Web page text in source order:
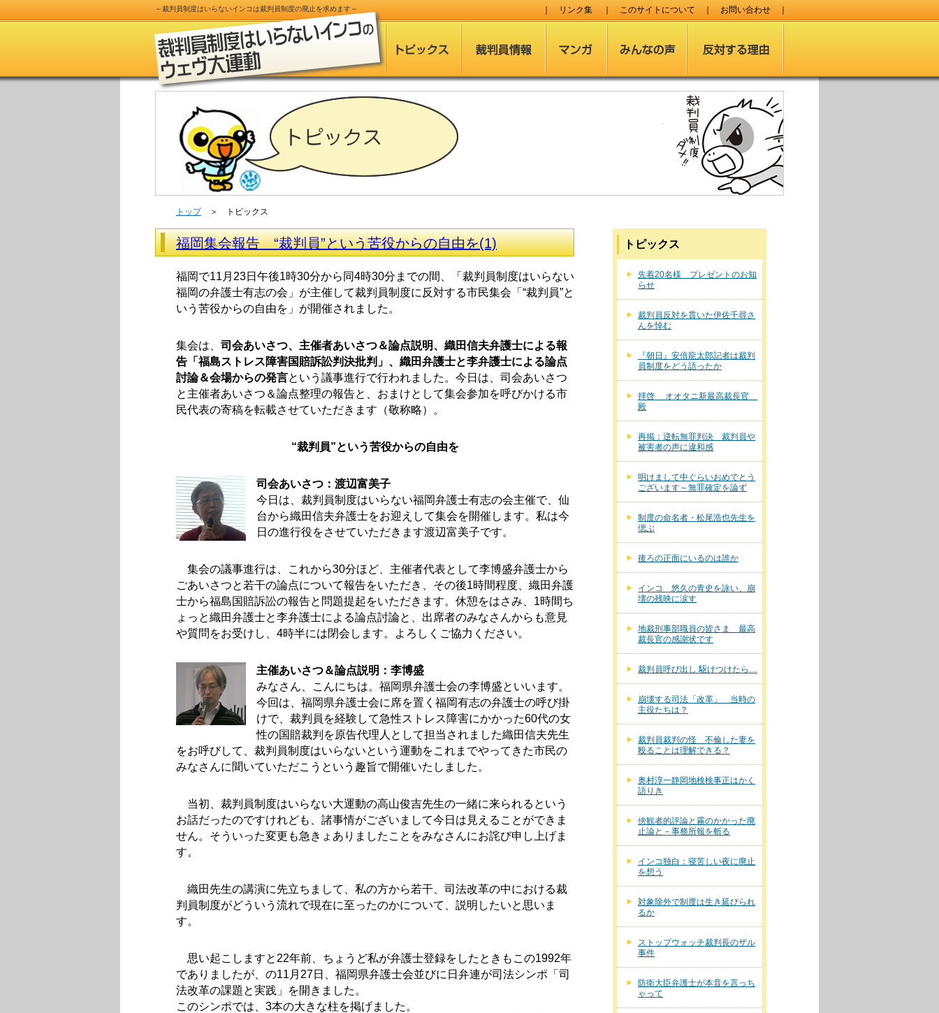
～裁判員制度はいらないインコは裁判員制度の廃止を求めます～ リンク集 このサイトについて お問い合わせ
トップ＞ トピックス
福岡集会報告 “裁判員”という苦役からの自由を(1)
福岡で11月23日午後1時30分から同4時30分までの間、
「裁判員制度はいらない
福岡の弁護士有志の会」が主催して裁判員制度に反対する市民集会「“裁判員”と
いう苦役からの自由を」が開催されました 。
集会は、 司会あいさつ、主催者あいさつ＆論点説明、織田信夫弁護士による報
告「福島ストレス障害国賠訴訟判決批判」、織田弁護士と李弁護士による論点
討論＆会場からの発言という議事進行で行われました。今日は、司会あいさつ
と主催者あいさつ＆論点整理の報告と、おまけとして集会参加を呼びかける市
民代表の寄稿を転載させていただきます（敬称略）。
“裁判員”という苦役からの自由を
司会あいさつ：渡辺富美子
今日は、裁判員制度はいらない福岡弁護士有志の会主催で、仙
台から織田信夫弁護士をお迎えして集会を開催します。私は今
日の進行役をさせていただきます渡辺富美子です。
集会の議事進行は、これから30分ほど、主催者代表として李博盛弁護士から
ごあいさつと若干の論点について報告をいただき、その後1時間程度、織田弁護
士から福島国賠訴訟の報告と問題提起をいただきます。休憩をはさみ、1時間ち
ょっと織田弁護士と李弁護士による論点討論と、出席者のみなさんからも意見
や質問をお受けし、4時半には閉会します。よろしくご協力ください。
主催あいさつ＆論点説明：李博盛
みなさん、こんにちは。福岡県弁護士会の李博盛といいます。
今回は、福岡県弁護士会に席を置く福岡有志の弁護士の呼び掛
けで、裁判員を経験して急性ストレス障害にかかった60代の女
性の国賠裁判を原告代理人として担当されました織田信夫先生
をお呼びして、裁判員制度はいらないという運動をこれまでやってきた市民の
みなさんに聞いていただこうという趣旨で開催いたしました。
当初、裁判員制度はいらない大運動の高山俊吉先生の一緒に来られるという
お話だったのですけれども、諸事情がございまして今日は見えることができま
せん。そういった変更も急きょありましたことをみなさんにお詫び申し上げま
す。
織田先生の講演に先立ちまして、私の方から若干、司法改革の中における裁
判員制度がどういう流れで現在に至ったのかについて、説明したいと思いま
す。
思い起こしますと22年前、ちょうど私が弁護士登録をしたときもこの1992年
でありましたが、の11月27日、福岡県弁護士会並びに日弁連が司法シンポ「司
法改革の課題と実践」を開きました。
このシンポでは、3本の大きな柱を掲げました。
トピックス
先着20名様 プレゼントのお知
らせ
裁判員反対を貫いた伊佐千尋さ
んを悼む
『朝日』安倍龍太郎記者は裁判
員制度をどう語ったか
拝啓 オオタニ新最高裁長官
殿
再掲：逆転無罪判決 裁判員や
被害者の声に違和感
明けまして中ぐらいおめでとう
ございます～無罪確定を論ず
制度の命名者・松尾浩也先生を
偲ぶ
後ろの正面にいるのは誰か
インコ 悠久の青史を詠い、崩
壊の残映に涙す
地裁刑事部職員の皆さま 最高
裁長官の感謝状です
裁判員呼び出し 駆けつけたら…
崩壊する司法「改革」 当時の
主役たちは？
裁判員裁判の怪 不倫した妻を
殴ることは理解できる？
奥村淳一静岡地検検事正はかく
語りき
傍観者的評論と霧のかかった廃
止論と－事務所報を斬る
インコ独白：寝苦しい夜に廃止
を想う
対象除外で制度は生き延びられ
るか
ストップウォッチ裁判長のザル
事件
防衛大臣弁護士が本音を言っち
ゃって